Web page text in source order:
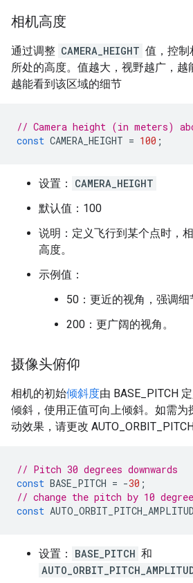
相机高度
通过调整 CAMERA_HEIGHT 值，控制
所处的高度。值越大，视野越广，越
越能看到该区域的细节
// Camera height (in meters)
const CAMERA_HEIGHT = 100 ;
设置：
CAMERA_HEIGHT
默认值：100
说明：定义飞行到某个点时，
高度。
示例值：
50：更近的视角，强调细
200：更广阔的视角。
摄像头俯仰
相机的初始倾斜度由 BASE_PITCH
倾斜，使用正值可向上倾斜。如需为
动效果，请更改
// Pitch 30 degrees downwards
const BASE_PITCH = -30 ;
// change the pitch by 10
const
设置： BASE_PITCH 和